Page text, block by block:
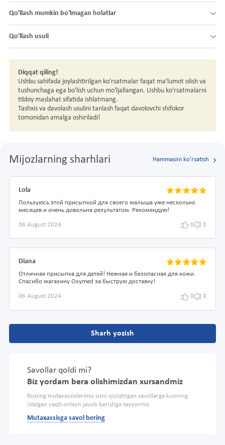
Qo'llash mumkin bo'lmagan holatlar
Qo'llash usuli
Diqqat qiling!
Ushbu sahifada joylashtirilgan ko'rsatmalar faqat ma'lumot olish va
tushunchaga ega bo'lish uchun mo'ljallangan. Ushbu ko'rsatmalarni
tibbiy maslahat sifatida ishlatmang.
Tashxis va davolash usulini tanlash faqat davolovchi shifokor
tomonidan amalga oshiriladi!
Mijozlarning sharhlari Hammasini ko'rsatish
Lola
Пользуюсь этой присыпкой для своего малыша уже несколько
месяцев и очень довольна результатом. Рекомендую!
06 August 2024 0 0
Diana
Отличная присыпка для детей! Нежная и безопасная для кожи.
Спасибо магазину Oxymed за быструю доставку!
06 August 2024 0 0
Sharh yozish
Savollar qoldi mi?
Biz yordam bera olishimizdan xursandmiz
Bizning mutaxassislarimiz sizni qiziqtirgan savollarga kunning
istalgan vaqti onlayn javob berishga tayyormiz.
Mutaxassisga savol bering